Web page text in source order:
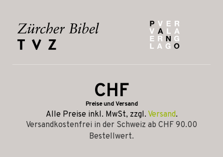
CHF
Preise und Versand
Alle Preise inkl. MwSt, zzgl. Versand.
Versandkostenfrei in der Schweiz ab CHF 90.00
Bestellwert.